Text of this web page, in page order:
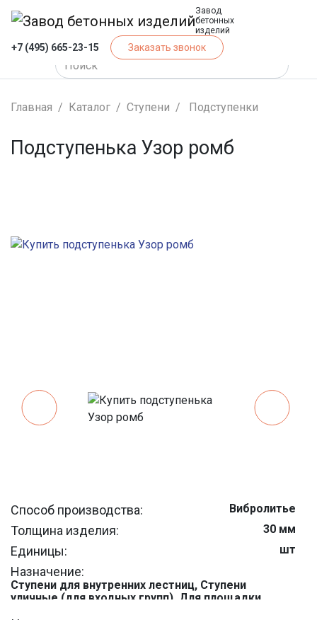
Завод
бетонных
изделий
+7 (495) 665-23-15 Заказать звонок
Главная Каталог Ступени Подступенки
Подступенька Узор ромб
Способ производства: Вибролитье
Толщина изделия: 30 мм
Единицы: шт
Назначение:
Ступени для внутренних лестниц, Ступени
уличные (для входных групп), Для площадки